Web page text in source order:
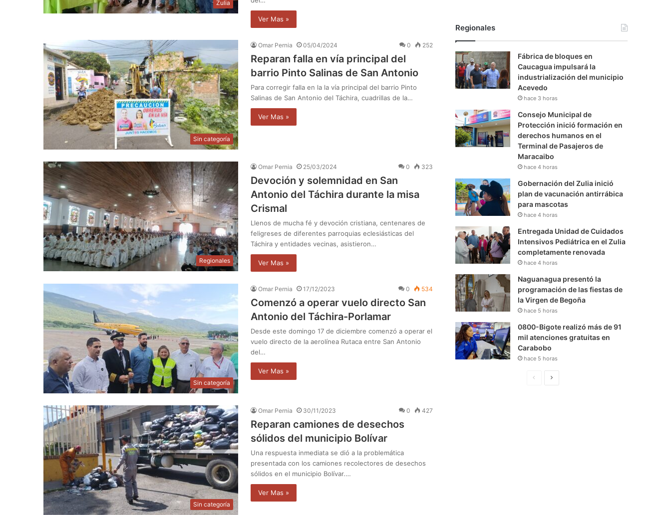
Zulia
Ver Mas »
Sin categoría
Omar Pernia 05/04/2024 0 252
Reparan falla en vía principal del
barrio Pinto Salinas de San Antonio
Para corregir falla en la la vía principal del barrio Pinto
Salinas de San Antonio del Táchira, cuadrillas de la…
Ver Mas »
Regionales
Omar Pernia 25/03/2024 0 323
Devoción y solemnidad en San
Antonio del Táchira durante la misa
Crismal
Llenos de mucha fé y devoción cristiana, centenares de
feligreses de diferentes parroquias eclesiásticas del
Táchira y entidades vecinas, asistieron…
Ver Mas »
Sin categoría
Omar Pernia 17/12/2023 0 534
Comenzó a operar vuelo directo San
Antonio del Táchira-Porlamar
Desde este domingo 17 de diciembre comenzó a operar el
vuelo directo de la aerolínea Rutaca entre San Antonio
del…
Ver Mas »
Sin categoría
Omar Pernia 30/11/2023 0 427
Reparan camiones de desechos
sólidos del municipio Bolívar
Una respuesta inmediata se dió a la problemática
presentada con los camiones recolectores de desechos
sólidos en el municipio Bolívar.…
Ver Mas »
Regionales
Fábrica de bloques en
Caucagua impulsará la
industrialización del municipio
Acevedo
hace 3 horas
Consejo Municipal de
Protección inició formación en
derechos humanos en el
Terminal de Pasajeros de
Maracaibo
hace 4 horas
Gobernación del Zulia inició
plan de vacunación antirrábica
para mascotas
hace 4 horas
Entregada Unidad de Cuidados
Intensivos Pediátrica en el Zulia
completamente renovada
hace 4 horas
Naguanagua presentó la
programación de las fiestas de
la Virgen de Begoña
hace 5 horas
0800-Bigote realizó más de 91
mil atenciones gratuitas en
Carabobo
hace 5 horas
S